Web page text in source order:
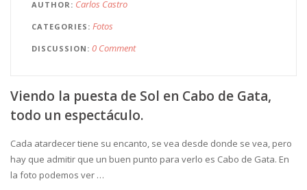
AUTHOR Carlos Castro
CATEGORIES Fotos
DISCUSSION 0 Comment
Viendo la puesta de Sol en Cabo de Gata,
todo un espectáculo.
Cada atardecer tiene su encanto, se vea desde donde se vea, pero
hay que admitir que un buen punto para verlo es Cabo de Gata. En
la foto podemos ver …